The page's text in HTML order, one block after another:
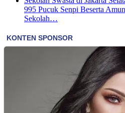
995 Pucuk Senpi Beserta
Sekolah…